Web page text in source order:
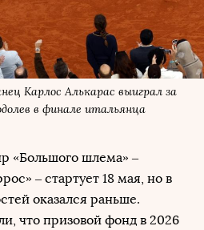
Карлос Алькарас выиграл за
в финале итальянца
«Большого шлема» –
– стартует 18 мая, но в
оказался раньше.
что призовой фонд в 2026